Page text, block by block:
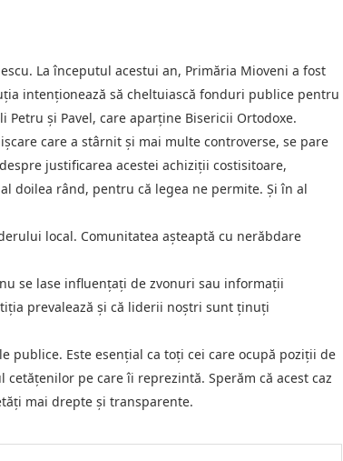
La începutul acestui an, Primăria Mioveni a fost
intenționează să cheltuiască fonduri publice pentru
și Pavel, care aparține Bisericii Ortodoxe.
care a stârnit și mai multe controverse, se pare
justificarea acestei achiziții costisitoare,
doilea rând, pentru că legea ne permite. Și în al
local. Comunitatea așteaptă cu nerăbdare
se lase influențați de zvonuri sau informații
prevalează și că liderii noștri sunt ținuți
Este esențial ca toți cei care ocupă poziții de
pe care îi reprezintă. Sperăm că acest caz
mai drepte și transparente.